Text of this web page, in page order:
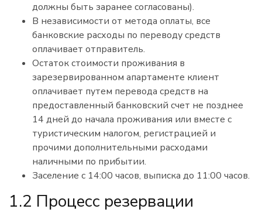
должны быть заранее согласованы).
В независимости от метода оплаты, все
банковские расходы по переводу средств
оплачивает отправитель.
Остаток стоимости проживания в
зарезервированном апартаменте клиент
оплачивает путем перевода средств на
предоставленный банковский счет не позднее
14 дней до начала проживания или вместе с
туристическим налогом, регистрацией и
прочими дополнительными расходами
наличными по прибытии.
Заселение с 14:00 часов, выписка до 11:00 часов.
1.2 Процесс резервации